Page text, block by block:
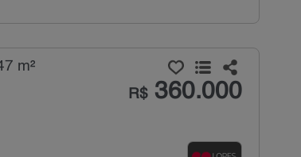
m²
R$360.000